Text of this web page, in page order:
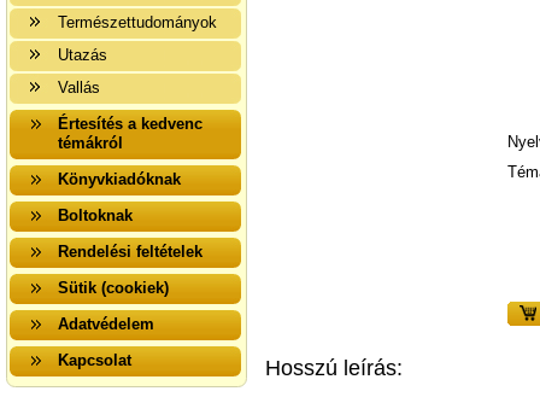
Természettudományok
Utazás
Vallás
Értesítés a kedvenc
témákról
Könyvkiadóknak
Boltoknak
Rendelési feltételek
Sütik (cookiek)
Adatvédelem
Kapcsolat
Hosszú leírás: